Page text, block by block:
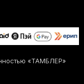
«ТАМБЛЕР»